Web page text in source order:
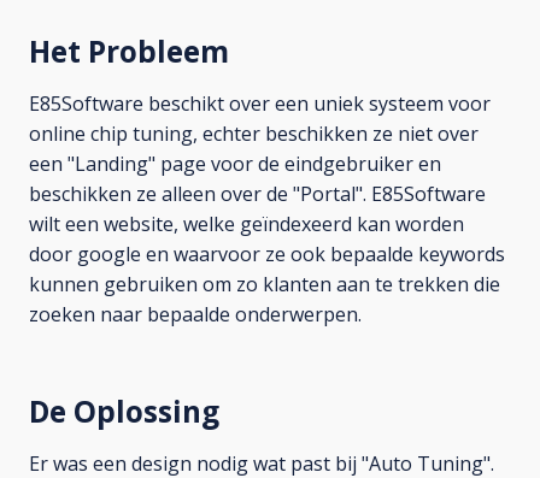
Het Probleem
E85Software beschikt over een uniek systeem voor
online chip tuning, echter beschikken ze niet over
een "Landing" page voor de eindgebruiker en
beschikken ze alleen over de "Portal". E85Software
wilt een website, welke geïndexeerd kan worden
door google en waarvoor ze ook bepaalde keywords
kunnen gebruiken om zo klanten aan te trekken die
zoeken naar bepaalde onderwerpen.
De Oplossing
Er was een design nodig wat past bij "Auto Tuning".